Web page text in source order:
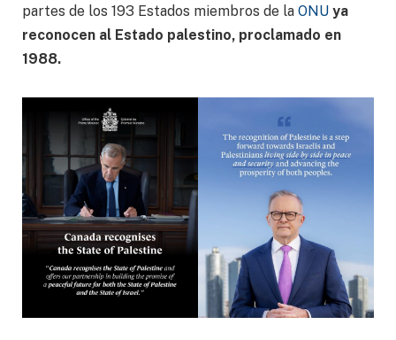
partes de los 193 Estados miembros de la ONU ya
reconocen al Estado palestino, proclamado en
1988.